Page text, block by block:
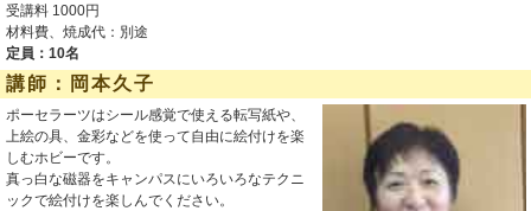
受講料 1000円
材料費、焼成代：別途
定員：10名
講師：岡本久子
ポーセラーツはシール感覚で使える転写紙や、
上絵の具、金彩などを使って自由に絵付けを楽
しむホビーです。
真っ白な磁器をキャンパスにいろいろなテクニ
ックで絵付けを楽しんでください。